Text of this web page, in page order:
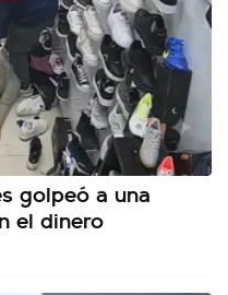
golpeó a una
el dinero